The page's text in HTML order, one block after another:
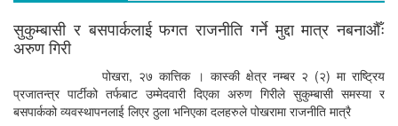
सुकुम्बासी र बसपार्कलाई फगत राजनीति गर्ने मुद्दा मात्र नबनाऔँः
अरुण गिरी
पोखरा, २७ कात्तिक । कास्की क्षेत्र नम्बर २ (२) मा राष्ट्रिय
प्रजातन्त्र पार्टीको तर्फबाट उम्मेदवारी दिएका अरुण गिरीले सुकुम्बासी समस्या र
बसपार्कको व्यवस्थापनलाई लिएर ठुला भनिएका दलहरुले पोखरामा राजनीति मात्रै